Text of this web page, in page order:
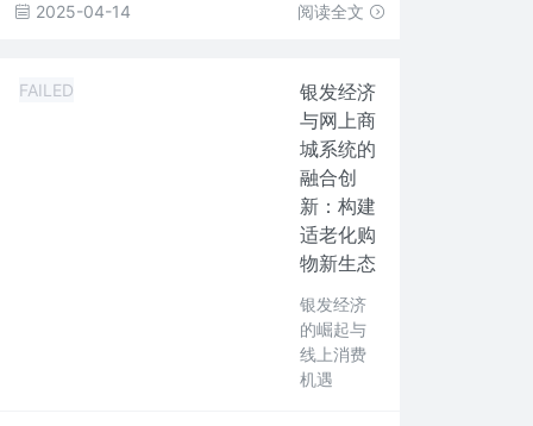
2025-04-14 阅读全文
FAILED
银发经济
与网上商
城系统的
融合创
新：构建
适老化购
物新生态
银发经济
的崛起与
线上消费
机遇